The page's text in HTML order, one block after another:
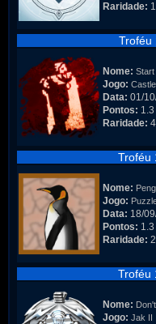
Raridade:
Troféu
Nome: Start
Jogo:
Data: 01/
Pontos: 1.3
Raridade:
Troféu
Nome:
Jogo:
Data: 18/
Pontos: 1.3
Raridade:
Troféu
Nome:
Jogo: Jak II